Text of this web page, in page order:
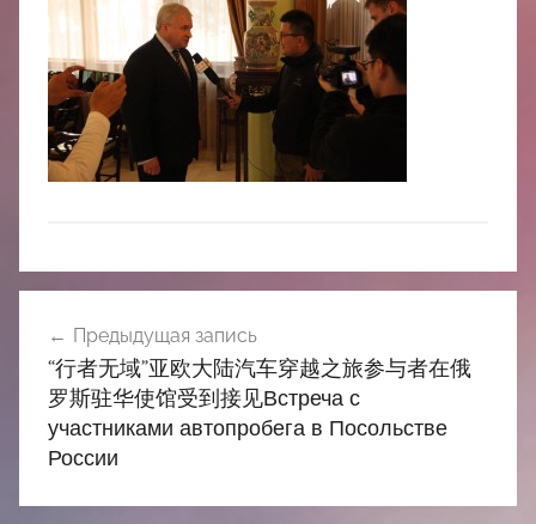
化
中
心
по
записям
Предыдущая запись
“行者无域”亚欧大陆汽车穿越之旅参与者在俄
罗斯驻华使馆受到接见Встреча с
участниками автопробега в Посольстве
России